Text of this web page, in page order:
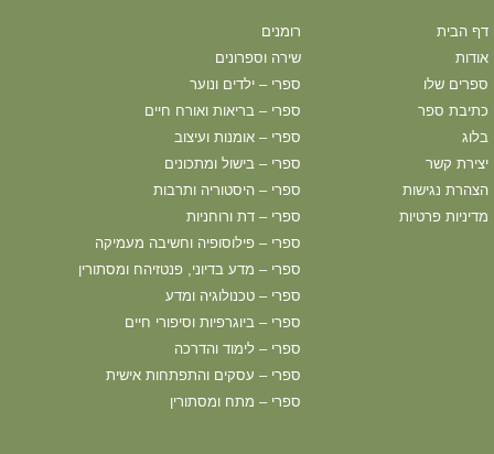
דף הבית
אודות
ספרים שלו
כתיבת ספר
בלוג
יצירת קשר
הצהרת נגישות
מדיניות פרטיות
רומנים
שירה וספרונים
ספרי – ילדים ונוער
ספרי – בריאות ואורח חיים
ספרי – אומנות ועיצוב
ספרי – בישול ומתכונים
ספרי – היסטוריה ותרבות
ספרי – דת ורוחניות
ספרי – פילוסופיה וחשיבה מעמיקה
ספרי – מדע בדיוני, פנטזיהח ומסתורין
ספרי – טכנולוגיה ומדע
ספרי – ביוגרפיות וסיפורי חיים
ספרי – לימוד והדרכה
ספרי – עסקים והתפתחות אישית
ספרי – מתח ומסתורין